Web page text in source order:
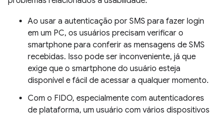
Ao usar a autenticação por SMS para fazer login
em um PC, os usuários precisam verificar o
smartphone para conferir as mensagens de SMS
recebidas. Isso pode ser inconveniente, já que
exige que o smartphone do usuário esteja
disponível e fácil de acessar a qualquer momento.
Com o FIDO, especialmente com autenticadores
de plataforma, um usuário com vários dispositivos